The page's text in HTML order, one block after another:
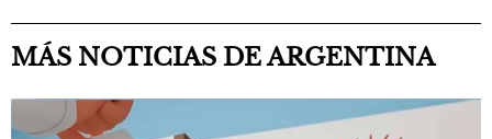
MÁS NOTICIAS DE ARGENTINA